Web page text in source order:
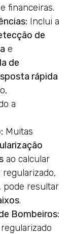
financeiras.
Inclui a
de
e
de
rápida
a
Muitas
ao calcular
pode resultar
.
Bombeiros: